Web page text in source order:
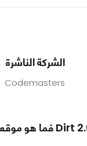
الشركة الناشرة
Codemasters